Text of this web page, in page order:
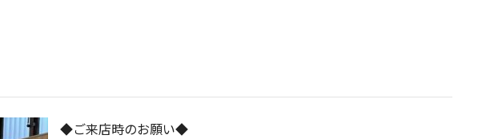
◆ご来店時のお願い◆